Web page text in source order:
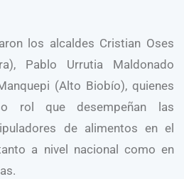
los alcaldes Cristian Oses
Pablo Urrutia Maldonado
(Alto Biobío), quienes
rol que desempeñan las
de alimentos en el
a nivel nacional como en